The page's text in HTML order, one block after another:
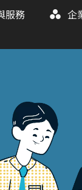
服務 企